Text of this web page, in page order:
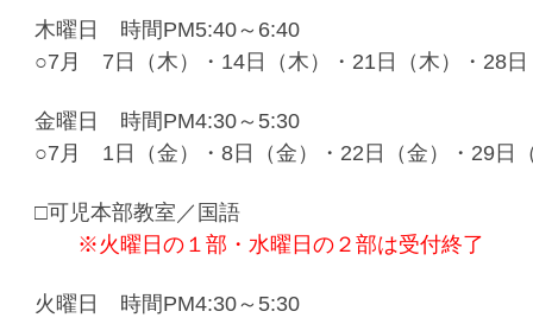
木曜日 時間PM5:40～6:40
○7月 7日（木）・14日（木）・21日（木）・28日
金曜日 時間PM4:30～5:30
○7月 1日（金）・8日（金）・22日（金）・29日
□可児本部教室／国語
※火曜日の１部・水曜日の２部は受付終了
火曜日 時間PM4:30～5:30